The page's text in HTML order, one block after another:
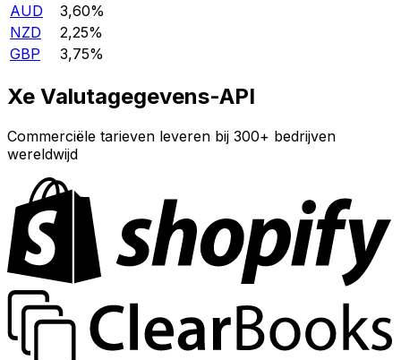
AUD
3,60%
NZD
2,25%
GBP
3,75%
Xe Valutagegevens-API
Commerciële tarieven leveren bij 300+ bedrijven
wereldwijd